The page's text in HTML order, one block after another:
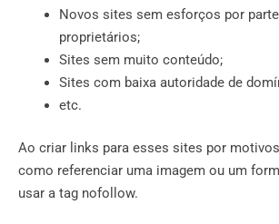
Novos sites sem esforços por
proprietários;
Sites sem muito conteúdo;
Sites com baixa autoridade de
etc.
Ao criar links para esses sites por
como referenciar uma imagem ou um
usar a tag nofollow.